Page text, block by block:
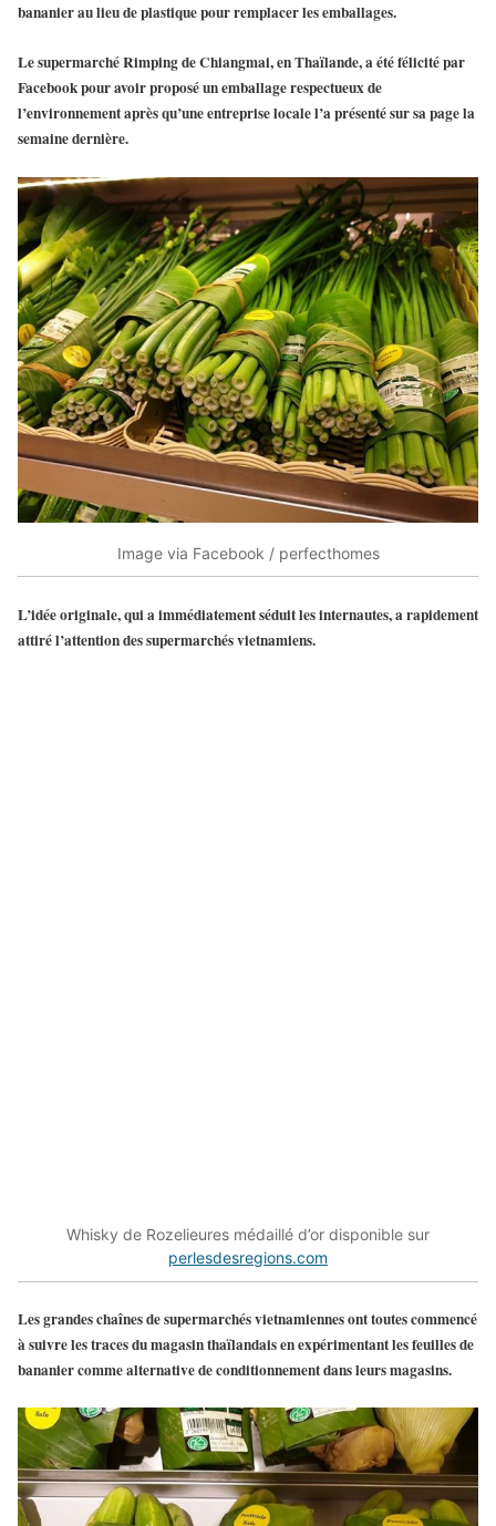
bananier au lieu de plastique pour remplacer les emballages.
Le supermarché Rimping de Chiangmai, en Thaïlande, a été félicité par
Facebook pour avoir proposé un emballage respectueux de
l’environnement après qu’une entreprise locale l’a présenté sur sa page la
semaine dernière.
Image via Facebook / perfecthomes
L’idée originale, qui a immédiatement séduit les internautes, a rapidement
attiré l’attention des supermarchés vietnamiens.
Whisky de Rozelieures médaillé d’or disponible sur
perlesdesregions.com
Les grandes chaînes de supermarchés vietnamiennes ont toutes commencé
à suivre les traces du magasin thaïlandais en expérimentant les feuilles de
bananier comme alternative de conditionnement dans leurs magasins.